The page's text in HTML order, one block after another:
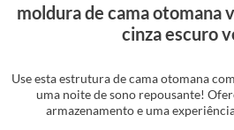
moldura de cama otomana
cinza escuro
Use esta estrutura de cama otomana
uma noite de sono repousante!
armazenamento e uma